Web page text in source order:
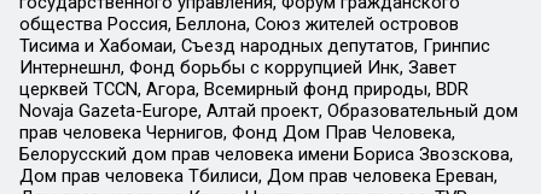
общества Россия, Беллона, Союз жителей островов
Тисима и Хабомаи, Съезд народных депутатов, Гринпис
Интернешнл, Фонд борьбы с коррупцией Инк, Завет
церквей TCCN, Агора, Всемирный фонд природы, BDR
Novaja Gazeta-Europe, Алтай проект, Образовательный дом
прав человека Чернигов, Фонд Дом Прав Человека,
Белорусский дом прав человека имени Бориса Звозскова,
Дом прав человека Тбилиси, Дом прав человека Ереван,